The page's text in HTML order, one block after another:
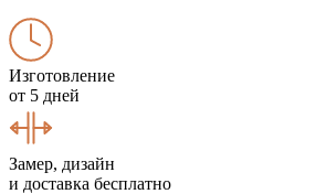
Изготовление
от 5 дней
Замер, дизайн
и доставка бесплатно